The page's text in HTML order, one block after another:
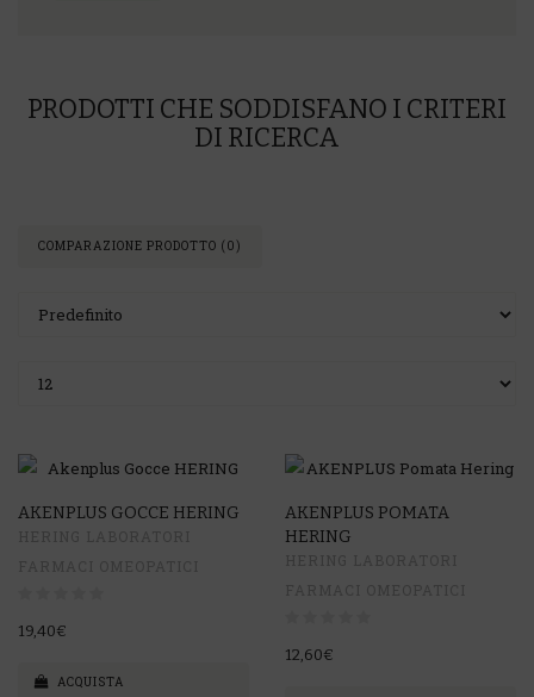
PRODOTTI CHE SODDISFANO I CRITERI
DI RICERCA
COMPARAZIONE PRODOTTO (0)
AKENPLUS GOCCE HERING
19,40€
ACQUISTA
AKENPLUS POMATA
HERING
12,60€